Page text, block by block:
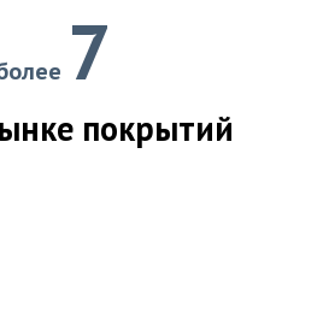
7
покрытий